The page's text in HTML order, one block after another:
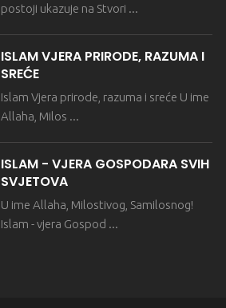
postoji ukazuje na Stvori ...
ISLAM VJERA PRIRODE, RAZUMA I
SREĆE
Islam Vjera prirode, razuma i sreće U ime
Allaha, Milos ...
ISLAM - VJERA GOSPODARA SVIH
SVJETOVA
U ime Allaha, Milostivog, Samilosnog!
Islam - vjera Gospod ...